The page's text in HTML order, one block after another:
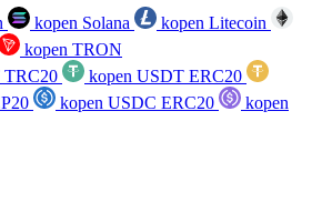
kopen Solana
kopen Litecoin
kopen TRON
TRC20
kopen USDT ERC20
kopen USDC ERC20
kopen